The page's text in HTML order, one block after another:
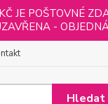
JE POŠTOVNÉ
-
Hledat